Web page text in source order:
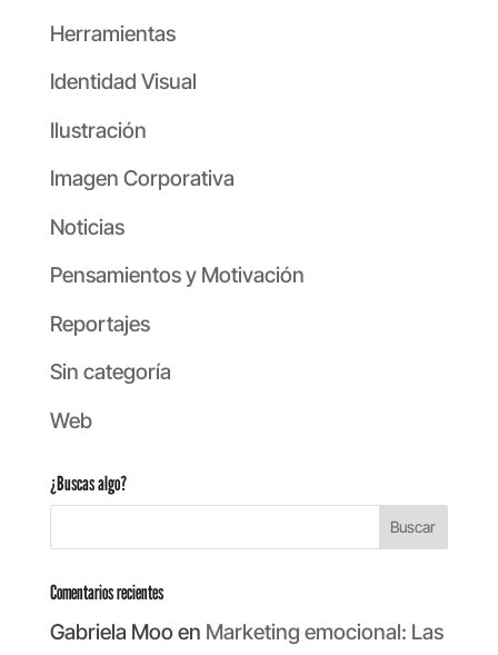
Herramientas
Identidad Visual
Ilustración
Imagen Corporativa
Noticias
Pensamientos y Motivación
Reportajes
Sin categoría
Web
¿Buscas algo?
Comentarios recientes
Gabriela Moo en Marketing emocional: Las